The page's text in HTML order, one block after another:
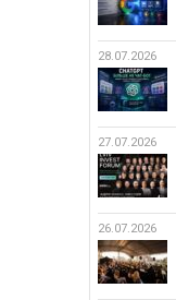
28.07.2026
27.07.2026
26.07.2026